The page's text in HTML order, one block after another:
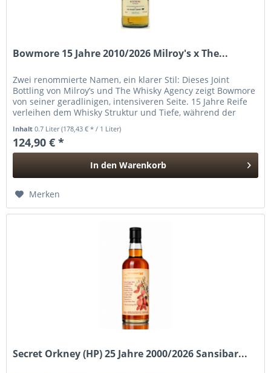
Bowmore 15 Jahre 2010/2026 Milroy's x The...
Zwei renommierte Namen, ein klarer Stil: Dieses Joint
Bottling von Milroy’s und The Whisky Agency zeigt Bowmore
von seiner geradlinigen, intensiveren Seite. 15 Jahre Reife
verleihen dem Whisky Struktur und Tiefe, während der
Inhalt0.7 Liter(178,43 € * / 1 Liter)
124,90 € *
In den Warenkorb
Merken
Secret Orkney (HP) 25 Jahre 2000/2026 Sansibar...